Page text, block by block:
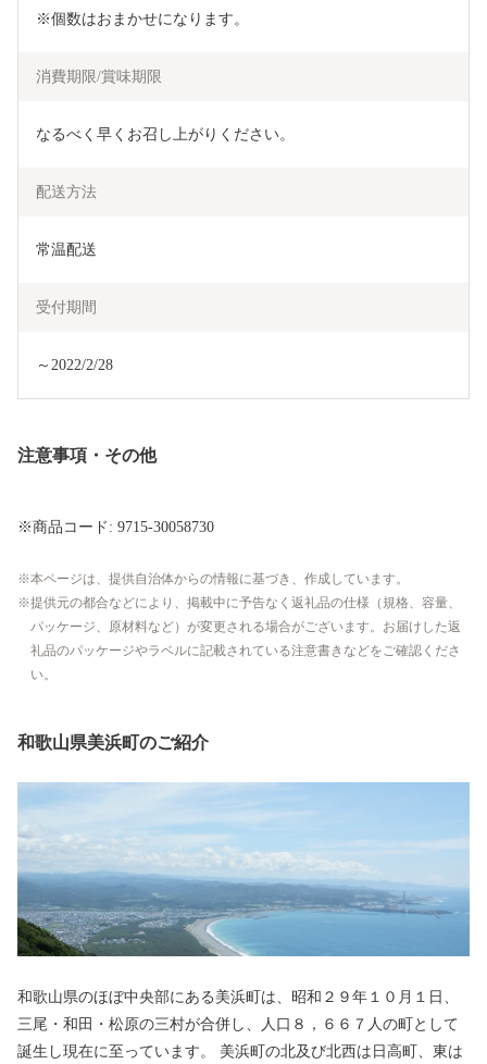
※個数はおまかせになります。
消費期限/賞味期限
なるべく早くお召し上がりください。
配送方法
常温配送
受付期間
～2022/2/28
注意事項・その他
※商品コード: 9715-30058730
本ページは、提供自治体からの情報に基づき、作成しています。
提供元の都合などにより、掲載中に予告なく返礼品の仕様（規格、容量、
パッケージ、原材料など）が変更される場合がございます。お届けした返
礼品のパッケージやラベルに記載されている注意書きなどをご確認くださ
い。
和歌山県美浜町のご紹介
和歌山県のほぼ中央部にある美浜町は、昭和２９年１０月１日、
三尾・和田・松原の三村が合併し、人口８，６６７人の町として
誕生し現在に至っています。 美浜町の北及び北西は日高町、東は